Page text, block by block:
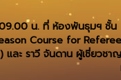
น. ที่ ห้องพันธุมฯ ชั้น
Course for
ะ ราวี จันดาน ผู้เชี่ยวชา